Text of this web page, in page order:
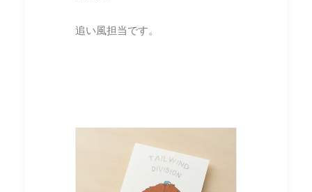
追い風担当です。